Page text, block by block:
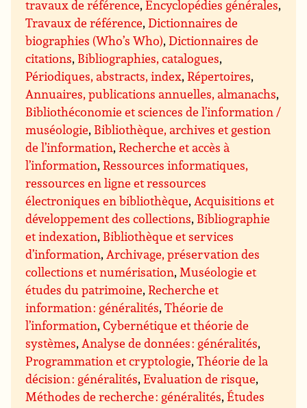
travaux de référence,Encyclopédies générales,
Travaux de référence,Dictionnaires de
biographies (Who’s Who),Dictionnaires de
citations, Bibliographies, catalogues,
Périodiques, abstracts, index,Répertoires,
Annuaires, publications annuelles, almanachs,
Bibliothéconomie et sciences de l’information /
muséologie, Bibliothèque, archives et gestion
de l’information,Recherche et accès à
l’information,Ressources informatiques,
ressources en ligne et ressources
électroniques en bibliothèque,Acquisitions et
développement des collections, Bibliographie
et indexation, Bibliothèque et services
d’information,Archivage, préservation des
collections et numérisation,Muséologie et
études du patrimoine,Recherche et
information : généralités,Théorie de
l’information,Cybernétique et théorie de
systèmes,Analyse de données : généralités,
Programmation et cryptologie,Théorie de la
décision : généralités,Evaluation de risque,
Méthodes de recherche : généralités,Études